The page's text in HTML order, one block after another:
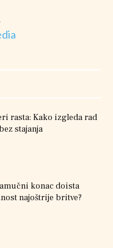
rasta: Kako izgleda rad
stajanja
konac doista
najoštrije britve?